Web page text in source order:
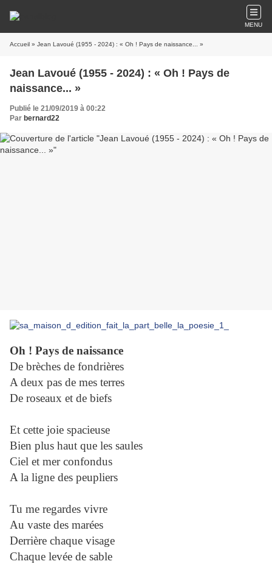
MENU
Accueil » Jean Lavoué (1955 - 2024) : « Oh ! Pays de naissance... »
Jean Lavoué (1955 - 2024) : « Oh ! Pays de
naissance... »
Publié le 21/09/2019 à 00:22
Par bernard22
Oh ! Pays de naissance
De brèches de fondrières
A deux pas de mes terres
De roseaux et de biefs
Et cette joie spacieuse
Bien plus haut que les saules
Ciel et mer confondus
A la ligne des peupliers
Tu me regardes vivre
Au vaste des marées
Derrière chaque visage
Chaque levée de sable